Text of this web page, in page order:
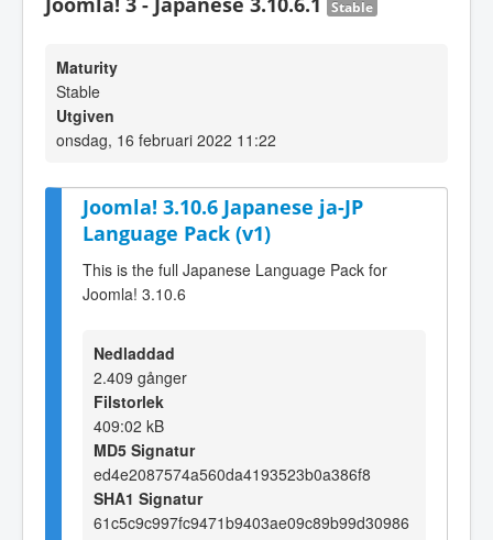
Stable
Maturity
Stable
Utgiven
onsdag, 16 februari 2022 11:22
Joomla! 3.10.6 Japanese ja-JP
Language Pack (v1)
This is the full Japanese Language Pack for
Joomla! 3.10.6
Nedladdad
2.409 gånger
Filstorlek
409:02 kB
MD5 Signatur
ed4e2087574a560da4193523b0a386f8
SHA1 Signatur
61c5c9c997fc9471b9403ae09c89b99d30986